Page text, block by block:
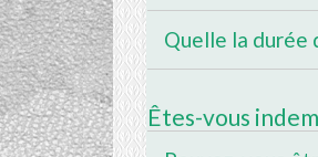
Quelle la durée
Êtes-vous